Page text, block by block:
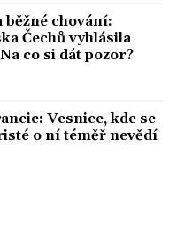
běžné chování:
Čechů vyhlásila
co si dát pozor?
Vesnice, kde se
o ní téměř nevědí